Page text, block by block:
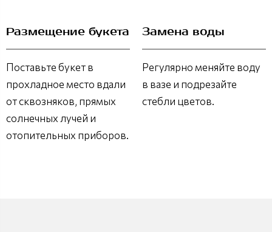
Размещение букета
Поставьте букет в
прохладное место вдали
от сквозняков, прямых
солнечных лучей и
отопительных приборов.
Замена воды
Регулярно меняйте воду
в вазе и подрезайте
стебли цветов.